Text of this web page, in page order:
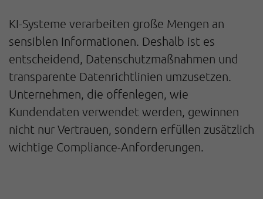
KI-Systeme verarbeiten große Mengen an
sensiblen Informationen. Deshalb ist es
entscheidend, Datenschutzmaßnahmen und
transparente Datenrichtlinien umzusetzen.
Unternehmen, die offenlegen, wie
Kundendaten verwendet werden, gewinnen
nicht nur Vertrauen, sondern erfüllen zusätzlich
wichtige Compliance-Anforderungen.